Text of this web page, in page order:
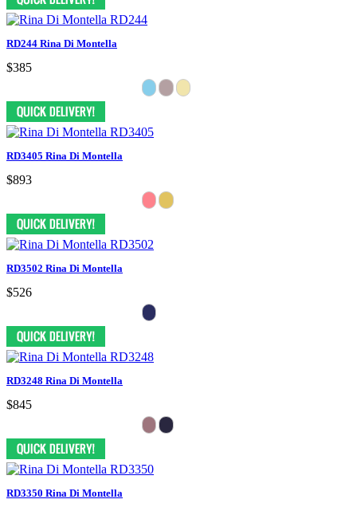
RD244 Rina Di Montella
$385
RD3405 Rina Di Montella
$893
RD3502 Rina Di Montella
$526
RD3248 Rina Di Montella
$845
RD3350 Rina Di Montella